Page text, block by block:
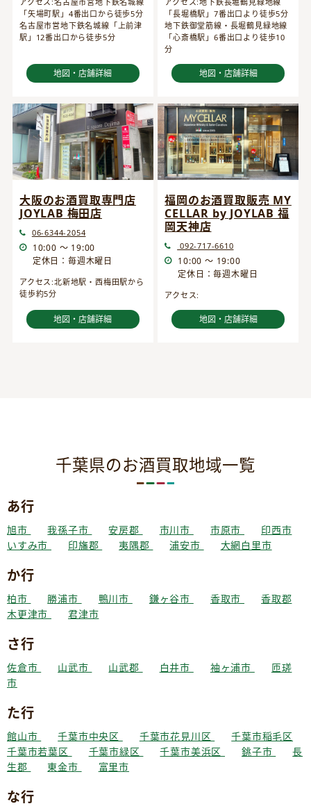
「矢場町駅」4番出口から徒歩5分
名古屋市営地下鉄名城線「上前津
駅」12番出口から徒歩5分
地図・店舗詳細
「長堀橋駅」7番出口より徒歩5分
地下鉄御堂筋線・長堀鶴見緑地線
「心斎橋駅」6番出口より徒歩10
分
地図・店舗詳細
大阪のお酒買取専門店
JOYLAB 梅田店
06-6344-2054
10:00 ～ 19:00
定休日：毎週木曜日
アクセス:北新地駅・西梅田駅から
徒歩約5分
地図・店舗詳細
福岡のお酒買取販売 MY
CELLAR by JOYLAB 福
岡天神店
092-717-6610
10:00 ～ 19:00
定休日：毎週木曜日
アクセス:
地図・店舗詳細
千葉県のお酒買取地域一覧
あ行
旭市 我孫子市 安房郡 市川市 市原市
印西市
いすみ市
印旛郡 夷隅郡 浦安市 大網白里市
か行
柏市 勝浦市 鴨川市 鎌ヶ谷市 香取市
香取郡
木更津市
君津市
さ行
佐倉市 山武市 山武郡 白井市 袖ヶ浦市
匝瑳
市
た行
館山市 千葉市中央区 千葉市花見川区
千葉市稲毛区
千葉市若葉区
千葉市緑区 千葉市美浜区 銚子市
長
生郡
東金市 富里市
な行